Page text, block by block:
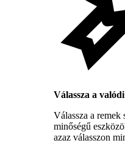
Válassza a
Válassza a remek
minőségű
azaz válasszon